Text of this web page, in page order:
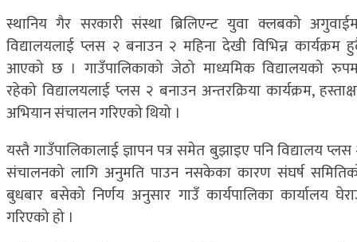
स्थानिय गैर सरकारी संस्था ब्रिलिएन्ट युवा क्लबको
विद्यालयलाई प्लस २ बनाउन २ महिना देखी विभिन्न कार्यक्रम
आएको छ । गाउँपालिकाको जेठो माध्यमिक विद्यालयको
रहेको विद्यालयलाई प्लस २ बनाउन अन्तरक्रिया कार्यक्रम,
अभियान संचालन गरिएको थियो ।
यस्तै गाउँपालिकालाई ज्ञापन पत्र समेत बुझाइए पनि विद्यालय प्लस
संचालनको लागि अनुमति पाउन नसकेका कारण संघर्ष
बुधबार बसेको निर्णय अनुसार गाउँ कार्यपालिका कार्यालय
गरिएको हो ।